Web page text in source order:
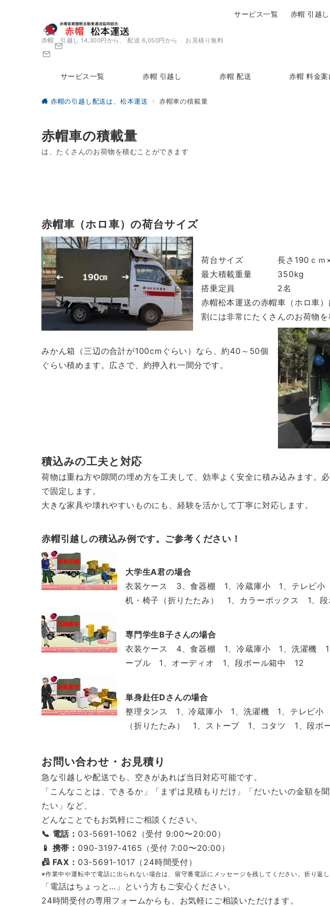
赤帽 引越し 14,300円から、 配送 6,050円から お見積り無料
サービス一覧 赤帽 引越し 赤帽 配送 赤帽 料金案
サービス一覧 赤帽 引越し
赤帽の引越し配送は、松本運送 赤帽車の積載量
赤帽車の積載量
は、たくさんのお荷物を積むことができます
赤帽車（ホロ車）の荷台サイズ
荷台サイズ 長さ190ｃｍ×
最大積載重量 350kg
搭乗定員 2名
赤帽松本運送の赤帽車（ホロ車
割には非常にたくさんのお荷物を
みかん箱（三辺の合計が100cmぐらい）なら、約40～50個
ぐらい積めます。広さで、約押入れ一間分です。
積込みの工夫と対応
荷物は重ね方や隙間の埋め方を工夫して、効率よく安全に積み込みます。
で固定します。
大きな家具や壊れやすいものにも、経験を活かして丁寧に対応します。
赤帽引越しの積込み例です。ご参考ください！
大学生A君の場合
衣装ケース 3、食器棚 1、冷蔵庫小 1、テレビ小
机・椅子（折りたたみ） 1、カラーボックス 1、
専門学生B子さんの場合
衣装ケース 4、食器棚 1、冷蔵庫小 1、洗濯機 1
ーブル 1、オーディオ 1、段ボール箱中 12
単身赴任Dさんの場合
整理タンス 1、冷蔵庫小 1、洗濯機 1、テレビ小
（折りたたみ） 1、ストーブ 1、コタツ 1、段ボ
お問い合わせ・お見積り
急な引越しや配送でも、空きがあれば当日対応可能です。
「こんなことは、できるか」「まずは見積もりだけ」「だいたいの金額を聞
たい」など、
どんなことでもお気軽にご相談ください。
📞 電話： 03-5691-1062（受付 9:00〜20:00）
📱 携帯： 090-3197-4165（受付 7:00〜20:00）
📠 FAX： 03-5691-1017（24時間受付）
※作業中や運転中で電話に出られない場合は、留守番電話にメッセージを残してください。折り返し
「電話はちょっと…」という方もご安心ください。
24時間受付の専用フォームからも、お気軽にご相談いただけます。